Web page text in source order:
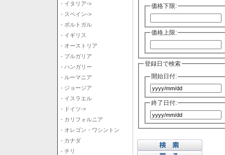
- イタリア->
- スペイン->
- ポルトガル
- イギリス
- オーストリア
- ブルガリア
- ハンガリー
- ルーマニア
- ジョージア
- イスラエル
- ドイツ->
- カリフォルニア
- オレゴン・ワシントン
- カナダ
- チリ
価格下限:
価格上限:
登録日で検索
開始日付:
終了日付: